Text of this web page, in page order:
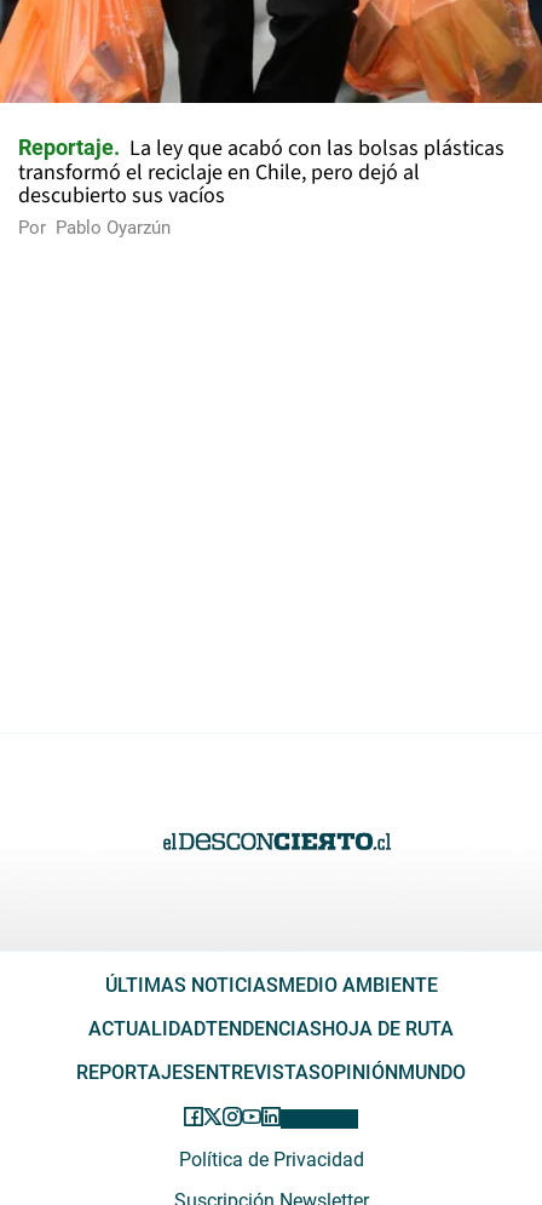
Reportaje
La ley que acabó con las bolsas plásticas
transformó el reciclaje en Chile, pero dejó al
descubierto sus vacíos
Por Pablo Oyarzún
ÚLTIMAS NOTICIASMEDIO AMBIENTE
ACTUALIDADTENDENCIASHOJA DE RUTA
REPORTAJESENTREVISTASOPINIÓNMUNDO
Política de Privacidad